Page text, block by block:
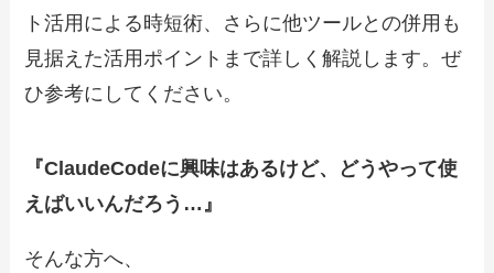
ト活用による時短術、さらに他ツールとの併用も
見据えた活用ポイントまで詳しく解説します。ぜ
ひ参考にしてください。
『ClaudeCodeに興味はあるけど、どうやって使
えばいいんだろう…』
そんな方へ、